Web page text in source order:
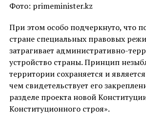
Фото: primeminister.kz
При этом особо подчеркнуто, что
стране специальных правовых
затрагивает административно-
устройство страны. Принцип
территории сохраняется и
чем свидетельствует его
разделе проекта новой
Конституционного строя».